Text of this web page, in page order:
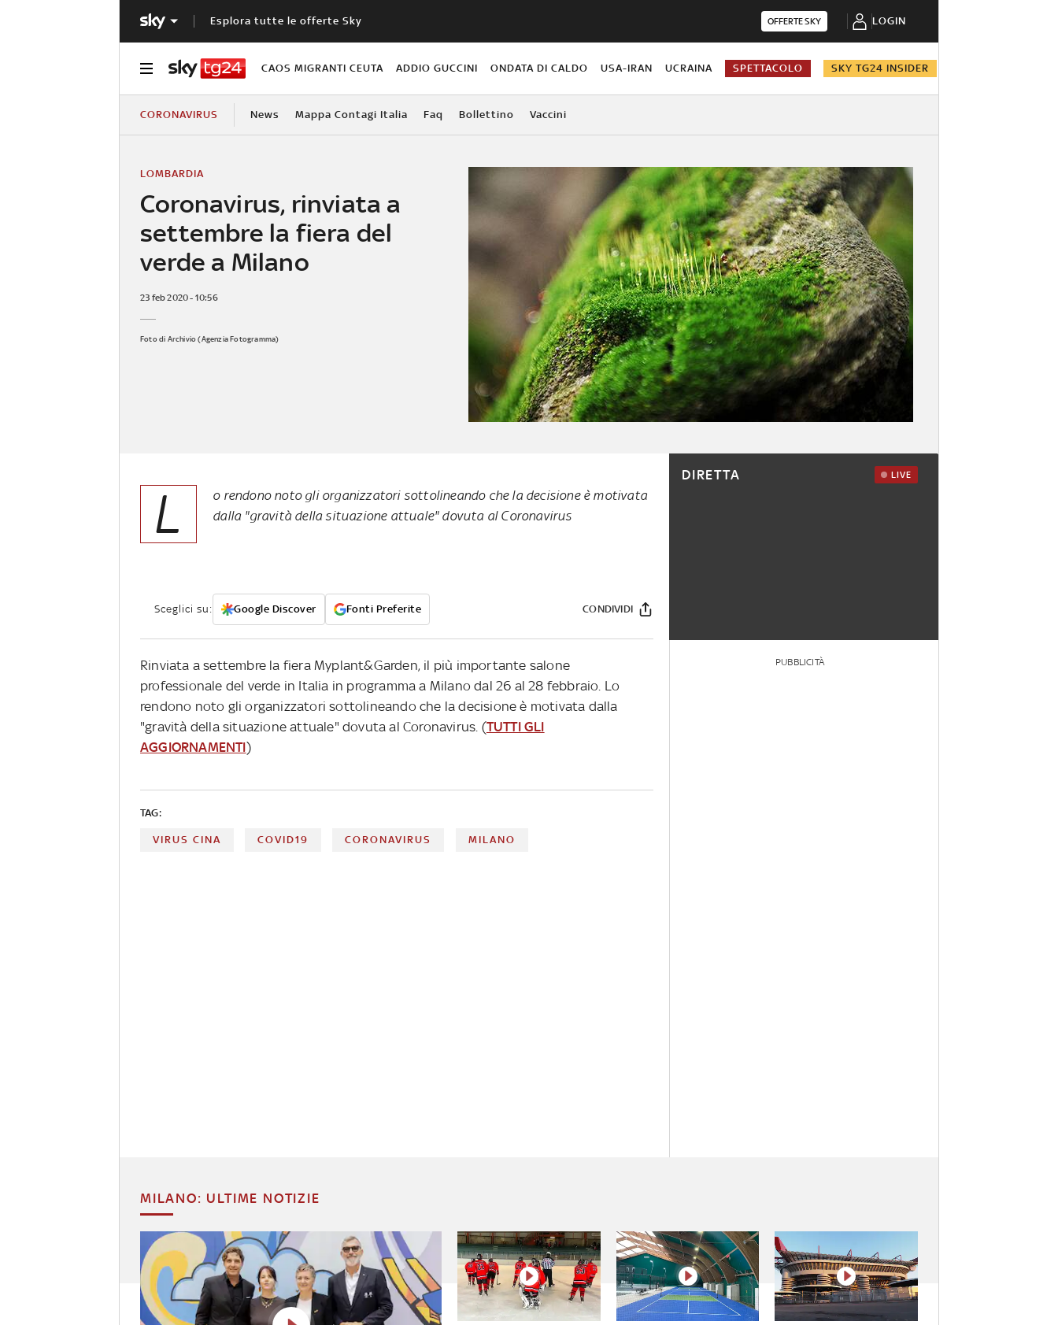
Esplora tutte le offerte Sky OFFERTE SKY LOGIN
CAOS MIGRANTI CEUTA ADDIO GUCCINI ONDATA DI CALDO USA-IRAN UCRAINA SPETTACOLO SKY TG24 INSIDER
CORONAVIRUS News Mappa Contagi Italia Faq Bollettino Vaccini
Coronavirus, rinviata a
settembre la fiera del
verde a Milano
LOMBARDIA
23 feb 2020 - 10:56
Foto di Archivio (Agenzia Fotogramma)
L
o rendono noto gli organizzatori sottolineando che la decisione è motivata
dalla "gravità della situazione attuale" dovuta al Coronavirus
Sceglici su: Google Discover Fonti Preferite CONDIVIDI
Rinviata a settembre la fiera Myplant&Garden, il più importante salone
professionale del verde in Italia in programma a Milano dal 26 al 28 febbraio. Lo
rendono noto gli organizzatori sottolineando che la decisione è motivata dalla
"gravità della situazione attuale" dovuta al Coronavirus. (TUTTI GLI
AGGIORNAMENTI)
TAG:
VIRUS CINA COVID19 CORONAVIRUS MILANO
DIRETTA LIVE
PUBBLICITÀ
MILANO: ULTIME NOTIZIE